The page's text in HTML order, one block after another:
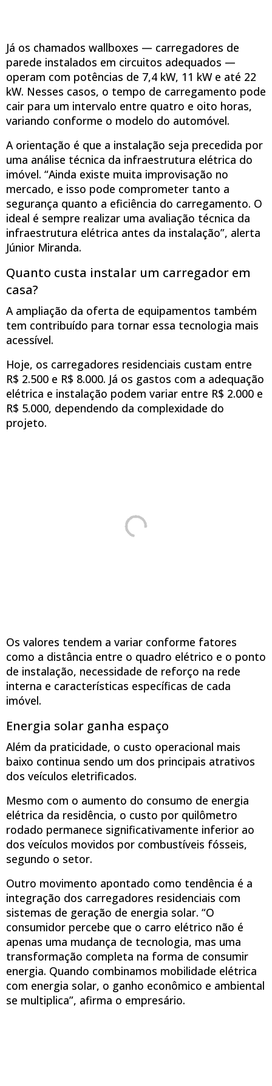
Já os chamados wallboxes — carregadores de
parede instalados em circuitos adequados —
operam com potências de 7,4 kW, 11 kW e até 22
kW. Nesses casos, o tempo de carregamento pode
cair para um intervalo entre quatro e oito horas,
variando conforme o modelo do automóvel.
A orientação é que a instalação seja precedida por
uma análise técnica da infraestrutura elétrica do
imóvel. “Ainda existe muita improvisação no
mercado, e isso pode comprometer tanto a
segurança quanto a eficiência do carregamento. O
ideal é sempre realizar uma avaliação técnica da
infraestrutura elétrica antes da instalação”, alerta
Júnior Miranda.
Quanto custa instalar um carregador em
casa?
A ampliação da oferta de equipamentos também
tem contribuído para tornar essa tecnologia mais
acessível.
Hoje, os carregadores residenciais custam entre
R$ 2.500 e R$ 8.000. Já os gastos com a adequação
elétrica e instalação podem variar entre R$ 2.000 e
R$ 5.000, dependendo da complexidade do
projeto.
Os valores tendem a variar conforme fatores
como a distância entre o quadro elétrico e o ponto
de instalação, necessidade de reforço na rede
interna e características específicas de cada
imóvel.
Energia solar ganha espaço
Além da praticidade, o custo operacional mais
baixo continua sendo um dos principais atrativos
dos veículos eletrificados.
Mesmo com o aumento do consumo de energia
elétrica da residência, o custo por quilômetro
rodado permanece significativamente inferior ao
dos veículos movidos por combustíveis fósseis,
segundo o setor.
Outro movimento apontado como tendência é a
integração dos carregadores residenciais com
sistemas de geração de energia solar. “O
consumidor percebe que o carro elétrico não é
apenas uma mudança de tecnologia, mas uma
transformação completa na forma de consumir
energia. Quando combinamos mobilidade elétrica
com energia solar, o ganho econômico e ambiental
se multiplica”, afirma o empresário.